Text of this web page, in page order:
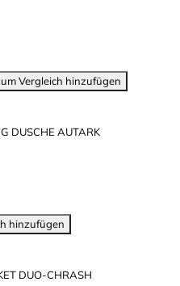
Vergleich hinzufügen
DUSCHE AUTARK
hinzufügen
DUO-CHRASH